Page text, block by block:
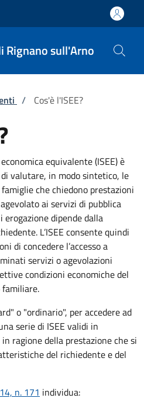
Rignano sull'Arno
/ Cos'è l'ISEE?
equivalente (ISEE) è
valutare, in modo sintetico, le
che chiedono prestazioni
ai servizi di pubblica
dipende dalla
L’ISEE consente quindi
di concedere l’accesso a
servizi o agevolazioni
condizioni economiche del
o "ordinario", per accedere ad
serie di ISEE validi in
ragione della prestazione che si
del richiedente e del
n. 171 individua: